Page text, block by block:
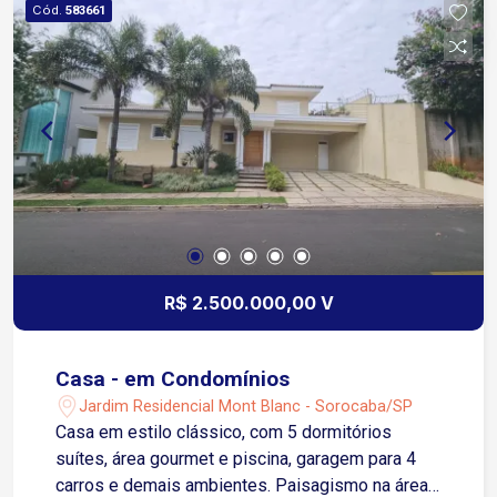
Infraestrutura do Condomínio: Portaria 24 horas e
ronda armada Quiosque para eventos Quadras:
futebol de campo, poliesportiva e tênis 3
parquinhos infantis e parque para terceira idade
Localização privilegiada no Campolim, a 6
minutos do Shopping Iguatemi Esplanada e do
Supermercado Tauste Campolim.
Cód. 583661
R$ 2.500.000,00 V
Casa - em Condomínios
Jardim Residencial Mont Blanc - Sorocaba/SP
Casa em estilo clássico, com 5 dormitórios
suítes, área gourmet e piscina, garagem para 4
carros e demais ambientes. Paisagismo na área